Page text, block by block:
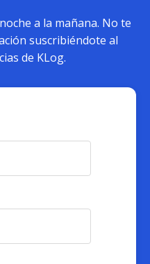
a la mañana. No te
suscribiéndote al
de KLog.